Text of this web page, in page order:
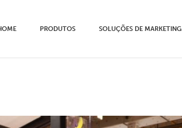
PRODUTOS SOLUÇÕES DE MARKETING